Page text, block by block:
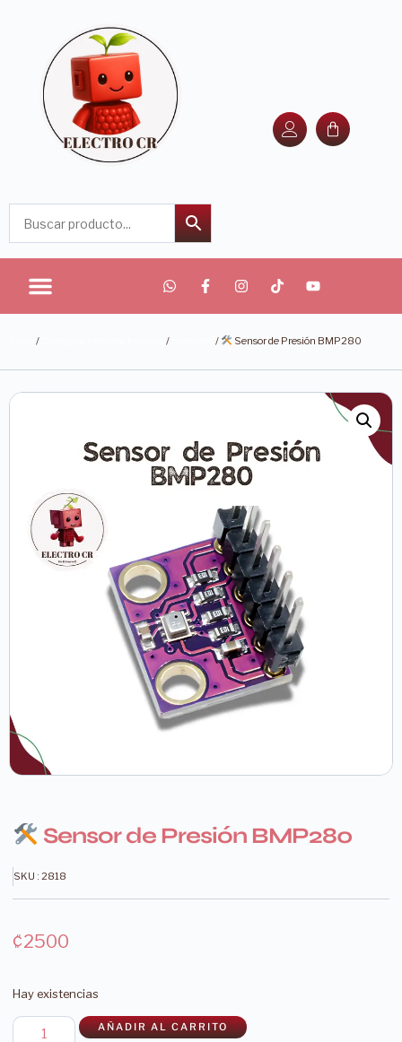
/ / / Sensor de Presión BMP280
Sensor de Presión BMP280
SKU : 2818
₡2500
Hay existencias
AÑADIR AL CARRITO